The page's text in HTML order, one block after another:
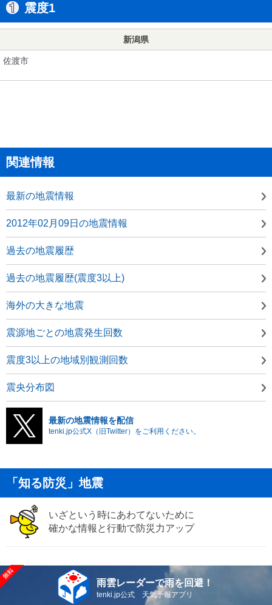
震度1
新潟県
佐渡市
関連情報
最新の地震情報
2012年02月09日の地震情報
過去の地震履歴
過去の地震履歴(震度3以上)
海外の大きな地震
震源地ごとの地震発生回数
震度3以上の地域別観測回数
震央分布図
最新の地震情報を配信
tenki.jp公式X（旧Twitter）をご利用ください。
「知る防災」地震
いざという時にあわてないために
確かな情報と行動で防災力アップ
雨雲レーダーで雨を回避！
tenki.jp公式 天気予報アプリ